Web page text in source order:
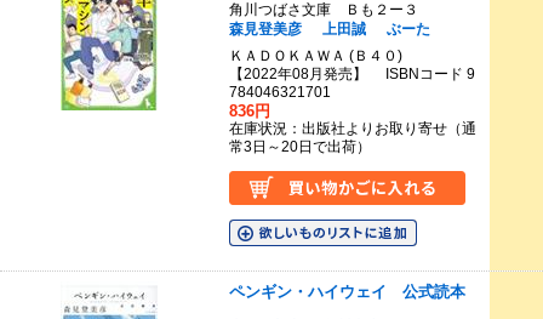
角川つばさ文庫 Ｂも２ー３
森見登美彦
上田誠
ぶーた
ＫＡＤＯＫＡＷＡ (Ｂ４０)
【2022年08月発売】 ISBNコード 9
784046321701
836円
在庫状況：出版社よりお取り寄せ（通
常3日～20日で出荷）
ペンギン・ハイウェイ 公式読本